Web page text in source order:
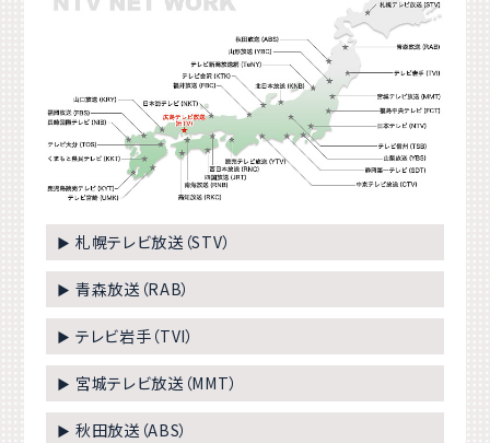
▶ 札幌テレビ放送（STV）
▶ 青森放送（RAB）
▶ テレビ岩手（TVI）
▶ 宮城テレビ放送（MMT）
▶ 秋田放送（ABS）